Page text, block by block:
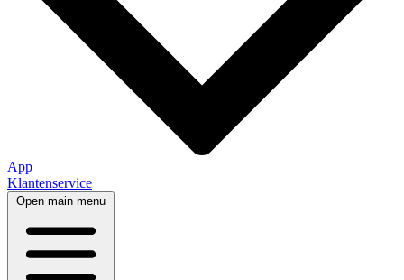
App
Klantenservice
Open main menu